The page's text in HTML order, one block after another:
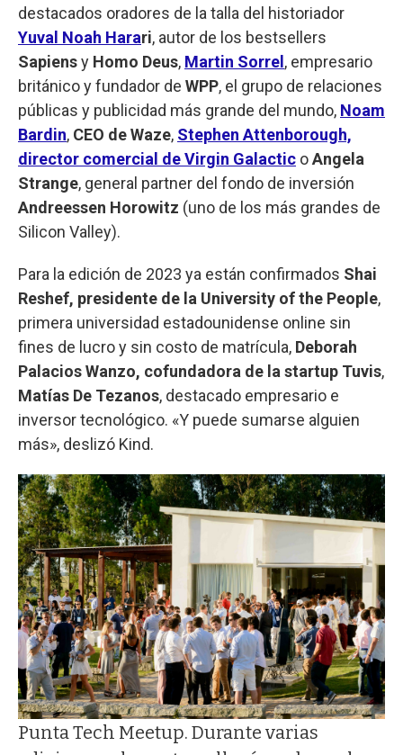
destacados oradores de la talla del historiador
Yuval Noah Harari, autor de los bestsellers
Sapiensy Homo Deus, Martin Sorrel , empresario
británico y fundador de WPP, el grupo de relaciones
públicas y publicidad más grande del mundo, Noam
Bardin, CEO de Waze, Stephen Attenborough,
director comercial de Virgin Galactic oAngela
Strange, general partner del fondo de inversión
Andreessen Horowitz (uno de los más grandes de
Silicon Valley).
Para la edición de 2023 ya están confirmados Shai
Reshef, presidente de la University of the People,
primera universidad estadounidense online sin
fines de lucro y sin costo de matrícula, Deborah
Palacios Wanzo, cofundadora de la startup Tuvis,
Matías De Tezanos, destacado empresario e
inversor tecnológico. «Y puede sumarse alguien
más», deslizó Kind.
Punta Tech Meetup. Durante varias